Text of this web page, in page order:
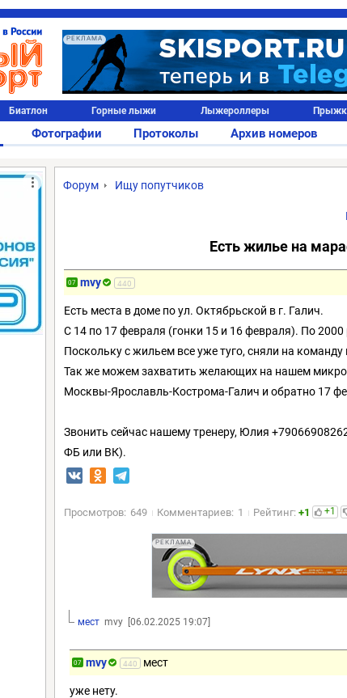
РЕКЛАМА
Биатлон Горные лыжи Лыжероллеры
Фотографии Протоколы Архив номеров
Форум Ищу попутчиков
Есть жилье на
07 mvy 440
Есть места в доме по ул. Октябрьской в г. Галич.
С 14 по 17 февраля (гонки 15 и 16 февраля). По 2000
Поскольку с жильем все уже туго, сняли на
Так же можем захватить желающих на нашем
Москвы-Ярославль-Кострома-Галич и обратно 17
Звонить сейчас нашему тренеру, Юлия
ФБ или ВК).
Просмотров: 649 Комментариев: 1 Рейтинг:+1 +1
РЕКЛАМА
местmvy [06.02.2025 19:07]
07 mvy 440 мест
уже нету.